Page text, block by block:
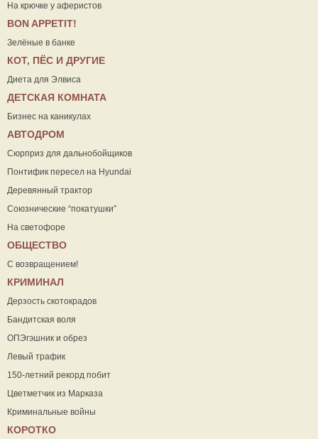
На крючке у аферистов
ВON APPETIT!
Зелёные в банке
КОТ, ПЁС И ДРУГИЕ
Диета для Элвиса
ДЕТСКАЯ КОМНАТА
Бизнес на каникулах
АВТОДРОМ
Сюрприз для дальнобойщиков
Понтифик пересел на Hyundai
Деревянный трактор
Союзнические “покатушки”
На светофоре
ОБЩЕСТВО
С возвращением!
КРИМИНАЛ
Дерзость скотокрадов
Бандитская воля
ОПЭгэшник и обрез
Левый трафик
150-летний рекорд побит
Цветметчик из Марказа
Криминальные войны
КОРОТКО